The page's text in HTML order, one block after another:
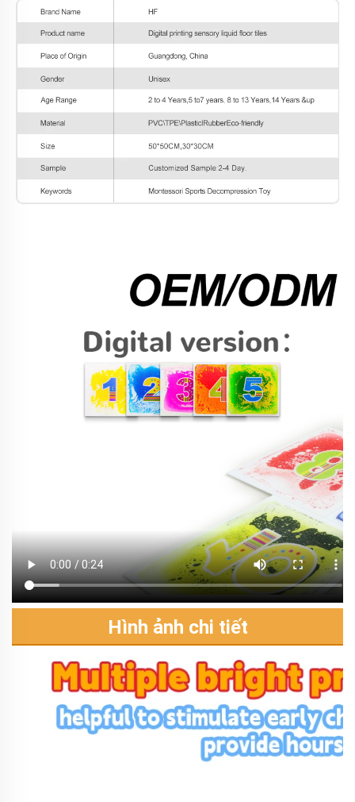
Hình ảnh chi tiết